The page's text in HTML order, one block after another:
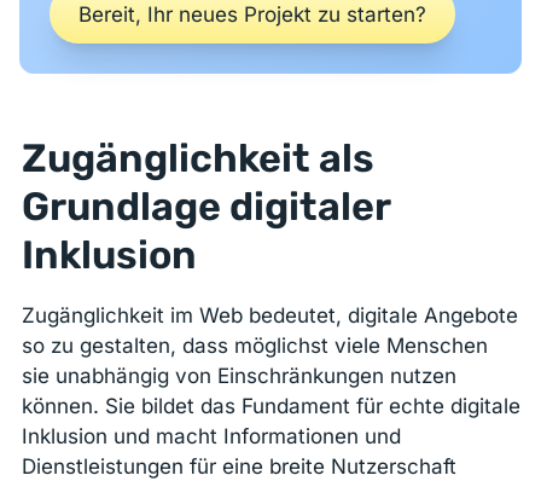
Bereit, Ihr neues Projekt zu starten?
Zugänglichkeit als
Grundlage digitaler
Inklusion
Zugänglichkeit im Web bedeutet, digitale Angebote
so zu gestalten, dass möglichst viele Menschen
sie unabhängig von Einschränkungen nutzen
können. Sie bildet das Fundament für echte digitale
Inklusion und macht Informationen und
Dienstleistungen für eine breite Nutzerschaft